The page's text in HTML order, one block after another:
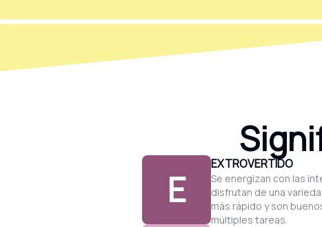
E
EXTROVERTIDO
Se energizan con las
disfrutan de una
más rápido y son
múltiples tareas.